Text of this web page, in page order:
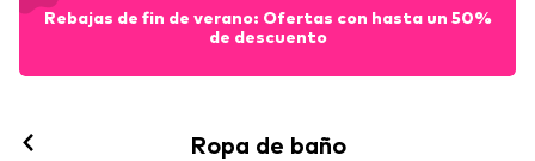
Rebajas de fin de verano: Ofertas con hasta un 50%
de descuento
Ropa de baño